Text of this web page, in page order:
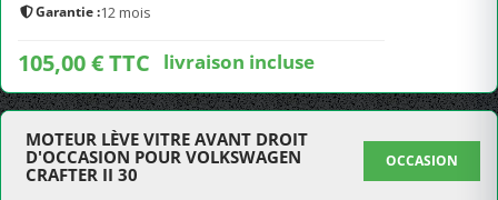
Garantie :12 mois
105,00 € TTC livraison incluse
MOTEUR LÈVE VITRE AVANT DROIT
D'OCCASION POUR VOLKSWAGEN
CRAFTER II 30
OCCASION